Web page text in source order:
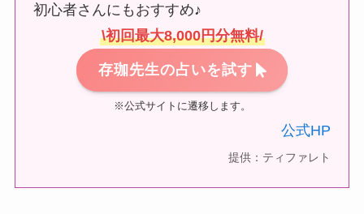
初心者さんにもおすすめ♪
\初回最大8,000円分無料/
存珈先生の占いを試す
※公式サイトに遷移します。
公式HP
提供：ティファレト